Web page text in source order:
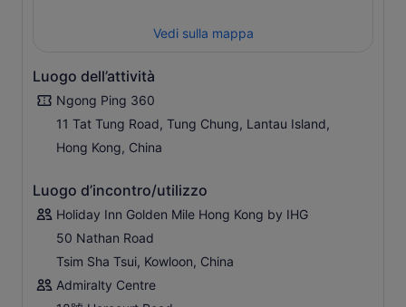
Vedi sulla mappa
Luogo dell’attività
Ngong Ping 360
11 Tat Tung Road, Tung Chung, Lantau Island,
Hong Kong, China
Luogo d’incontro/utilizzo
Holiday Inn Golden Mile Hong Kong by IHG
50 Nathan Road
Tsim Sha Tsui, Kowloon, China
Admiralty Centre